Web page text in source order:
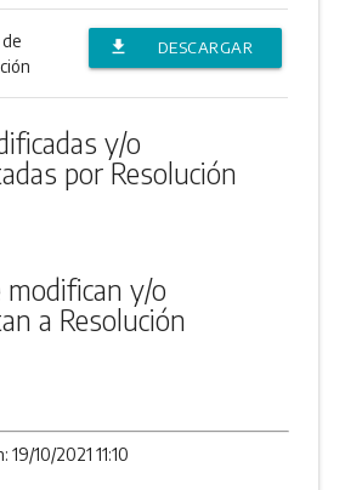
file_download
DESCARGAR
y/o
por Resolución
y/o
a Resolución
10/2021 11:10